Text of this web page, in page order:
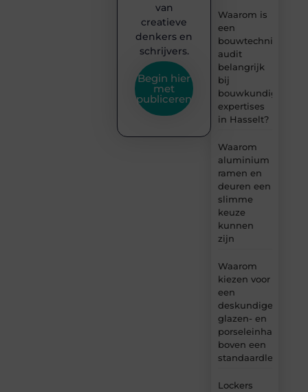
Waarom is
een
bouwtechnische
audit
belangrijk
bij
bouwkundige
expertises
in Hasselt?
Waarom
aluminium
ramen en
deuren een
slimme
keuze
kunnen
zijn
Waarom
kiezen voor
een
deskundige
glazen- en
porseleinhandelaar
boven een
Lockers
van
creatieve
denkers en
schrijvers.
Begin hier
met
publiceren